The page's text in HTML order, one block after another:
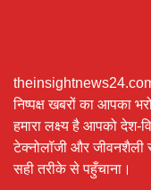
निष्पक्ष खबरों का आपका
हमारा लक्ष्य है आपको देश-
टेक्नोलॉजी और जीवनशैली
सही तरीके से पहुँचाना।